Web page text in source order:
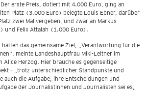
erste Preis, dotiert mit 4.000 Euro, ging an
Platz (3.000 Euro) belegte Louis Ebner, darüber
zwei Mal vergeben, und zwar an Markus
und Felix Attalah (1.000 Euro).
das gemeinsame Ziel, „Verantwortung für die
meinte Landeshauptfrau Mikl-Leitner im
Alice Herzog. Hier brauche es gegenseitige
– „trotz unterschiedlicher Standpunkte und
auch die Aufgabe, ihre Entscheidungen und
der Journalistinnen und Journalisten sei es,